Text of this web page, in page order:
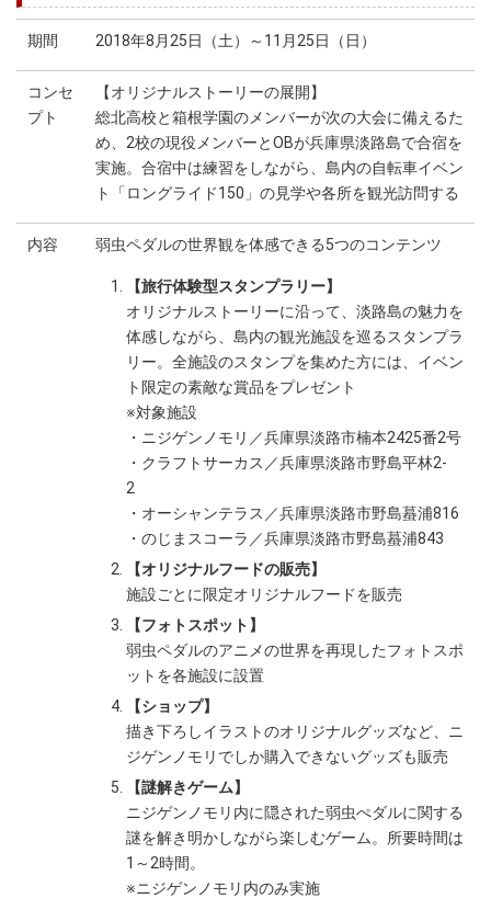
期間 2018年8月25日（土）～11月25日（日）
コンセ
プト
【オリジナルストーリーの展開】
総北高校と箱根学園のメンバーが次の大会に備えるた
め、2校の現役メンバーとOBが兵庫県淡路島で合宿を
実施。合宿中は練習をしながら、島内の自転車イベン
ト「ロングライド150」の見学や各所を観光訪問する
内容 弱虫ペダルの世界観を体感できる5つのコンテンツ
【旅行体験型スタンプラリー】
オリジナルストーリーに沿って、淡路島の魅力を
体感しながら、島内の観光施設を巡るスタンプラ
リー。全施設のスタンプを集めた方には、イベン
ト限定の素敵な賞品をプレゼント
※対象施設
・ニジゲンノモリ／兵庫県淡路市楠本2425番2号
・クラフトサーカス／兵庫県淡路市野島平林2-
2
・オーシャンテラス／兵庫県淡路市野島蟇浦816
・のじまスコーラ／兵庫県淡路市野島蟇浦843
【オリジナルフードの販売】
施設ごとに限定オリジナルフードを販売
【フォトスポット】
弱虫ペダルのアニメの世界を再現したフォトスポ
ットを各施設に設置
【ショップ】
描き下ろしイラストのオリジナルグッズなど、ニ
ジゲンノモリでしか購入できないグッズも販売
【謎解きゲーム】
ニジゲンノモリ内に隠された弱虫ぺダルに関する
謎を解き明かしながら楽しむゲーム。所要時間は
1～2時間。
※ニジゲンノモリ内のみ実施